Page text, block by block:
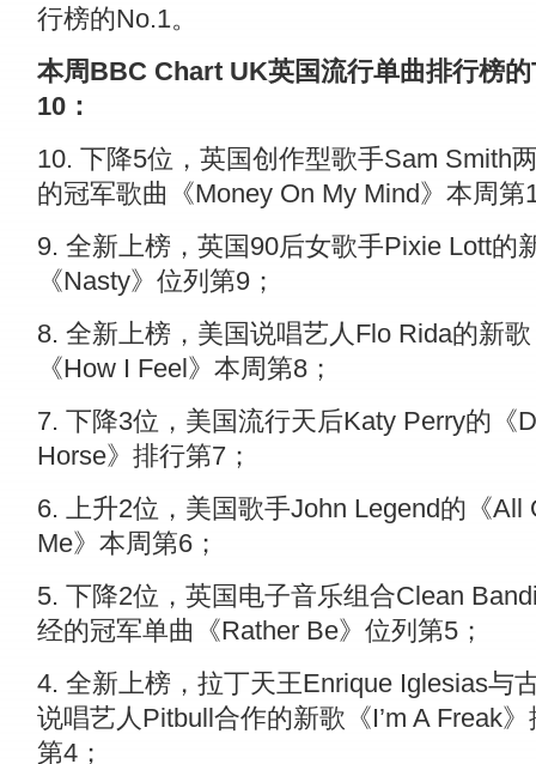
行榜的No.1。
本周BBC Chart UK英国流行单曲排行榜的
10：
10. 下降5位，英国创作型歌手Sam Smith
的冠军歌曲《Money On My Mind》本周第
9. 全新上榜，英国90后女歌手Pixie Lott的
《Nasty》位列第9；
8. 全新上榜，美国说唱艺人Flo Rida的新歌
《How I Feel》本周第8；
7. 下降3位，美国流行天后Katy Perry的《
Horse》排行第7；
6. 上升2位，美国歌手John Legend的《All
Me》本周第6；
5. 下降2位，英国电子音乐组合Clean
经的冠军单曲《Rather Be》位列第5；
4. 全新上榜，拉丁天王Enrique Iglesias与
说唱艺人Pitbull合作的新歌《I’m A Freak
第4；